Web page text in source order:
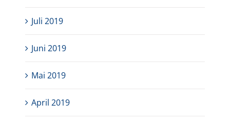
Juli 2019
Juni 2019
Mai 2019
April 2019